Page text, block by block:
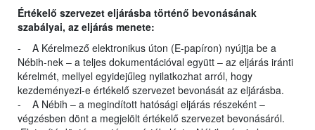
Értékelő szervezet eljárásba történő bevonásának
szabályai, az eljárás menete:
- A Kérelmező elektronikus úton (E-papíron) nyújtja be a
Nébih-nek – a teljes dokumentációval együtt – az eljárás iránti
kérelmét, mellyel egyidejűleg nyilatkozhat arról, hogy
kezdeményezi-e értékelő szervezet bevonását az eljárásba.
- A Nébih – a megindított hatósági eljárás részeként –
végzésben dönt a megjelölt értékelő szervezet bevonásáról.